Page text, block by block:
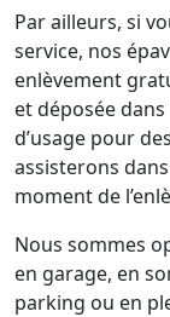
Par ailleurs, si
service, nos
enlèvement
et déposée
d’usage pour
assisterons
moment de
Nous sommes
en garage, en
parking ou en